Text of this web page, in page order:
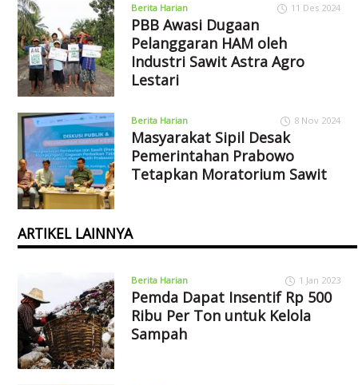
Berita Harian 11 Des 2024
PBB Awasi Dugaan
Pelanggaran HAM oleh
Industri Sawit Astra Agro
Lestari
Berita Harian 8 Nov 2024
Masyarakat Sipil Desak
Pemerintahan Prabowo
Tetapkan Moratorium Sawit
ARTIKEL LAINNYA
Berita Harian 1 Jan 2023
Pemda Dapat Insentif Rp 500
Ribu Per Ton untuk Kelola
Sampah